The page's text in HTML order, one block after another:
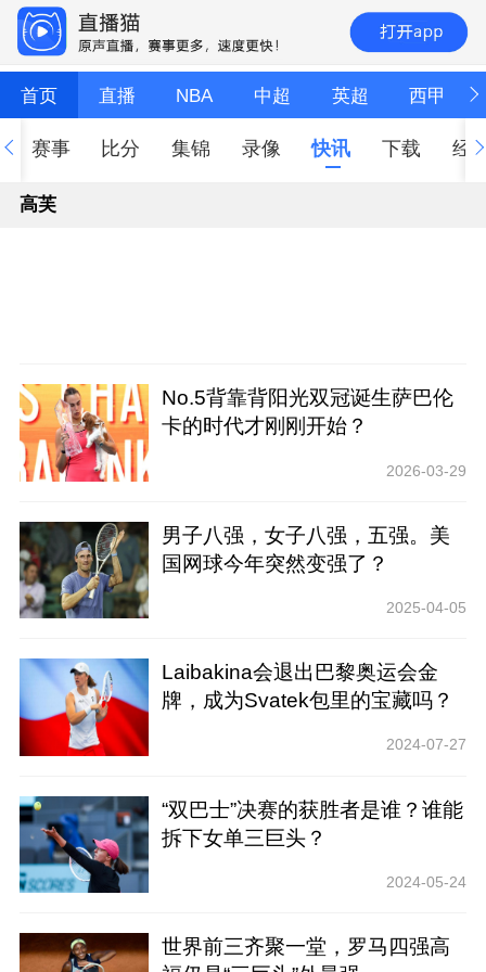
首页 直播 NBA 中超 英超 西甲
赛事 比分 集锦 录像 快讯 下载 经
高芙
No.5背靠背阳光双冠诞生萨巴伦
卡的时代才刚刚开始？
2026-03-29
男子八强，女子八强，五强。美
国网球今年突然变强了？
2025-04-05
Laibakina会退出巴黎奥运会金
牌，成为Svatek包里的宝藏吗？
2024-07-27
“双巴士”决赛的获胜者是谁？谁能
拆下女单三巨头？
2024-05-24
世界前三齐聚一堂，罗马四强高